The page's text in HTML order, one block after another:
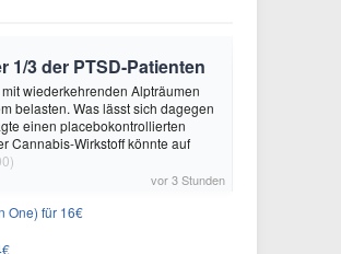
3 der PTSD-Patienten
wiederkehrenden Alpträumen
belasten. Was lässt sich dagegen
einen placebokontrollierten
Cannabis-Wirkstoff könnte auf
vor 3 Stunden
One) für 16€